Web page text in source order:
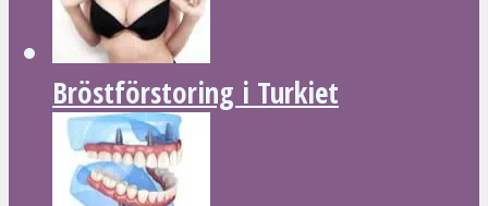
Bröstförstoring i Turkiet